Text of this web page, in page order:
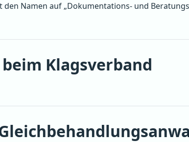
Namen auf „Dokumentations- und
Klagsverband